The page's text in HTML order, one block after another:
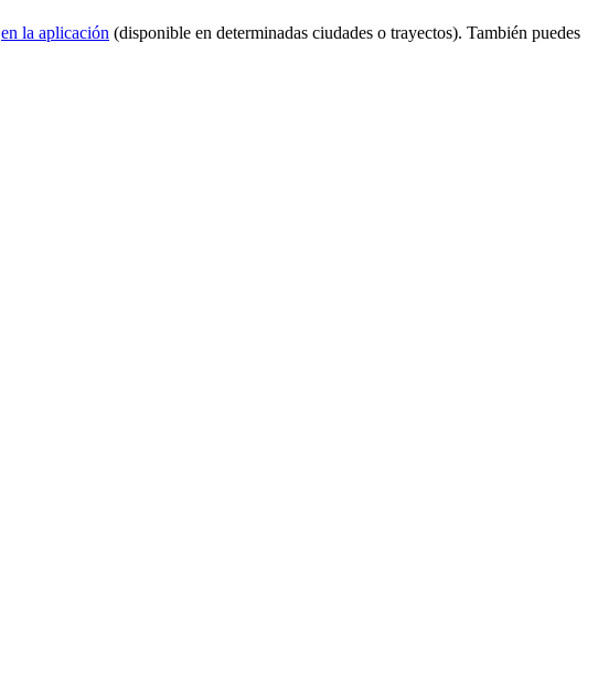
en la aplicación (disponible en determinadas ciudades o trayectos). También puedes